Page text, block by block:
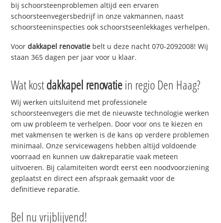
bij schoorsteenproblemen altijd een ervaren
schoorsteenvegersbedrijf in onze vakmannen, naast
schoorsteeninspecties ook schoorstseenlekkages verhelpen.
Voordakkapel renovatie belt u deze nacht 070-2092008! Wij
staan 365 dagen per jaar voor u klaar.
Wat kostdakkapel renovatiein regio Den Haag?
Wij werken uitsluitend met professionele
schoorsteenvegers die met de nieuwste technologie werken
om uw probleem te verhelpen. Door voor ons te kiezen en
met vakmensen te werken is de kans op verdere problemen
minimaal. Onze servicewagens hebben altijd voldoende
voorraad en kunnen uw dakreparatie vaak meteen
uitvoeren. Bij calamiteiten wordt eerst een noodvoorziening
geplaatst en direct een afspraak gemaakt voor de
definitieve reparatie.
Bel nu vrijblijvend!